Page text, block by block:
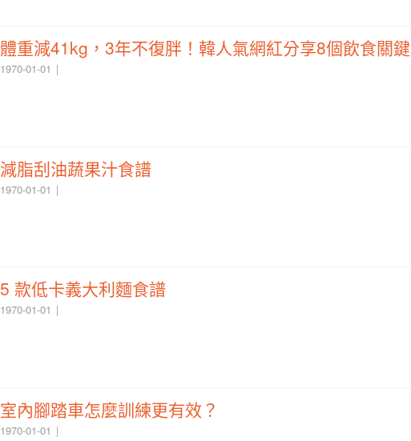
體重減41kg，3年不復胖！韓人氣網紅分享8個飲食關鍵
1970-01-01
減脂刮油蔬果汁食譜
1970-01-01
5 款低卡義大利麵食譜
1970-01-01
室內腳踏車怎麼訓練更有效？
1970-01-01